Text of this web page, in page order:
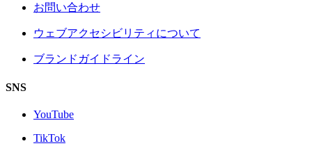
お問い合わせ
ウェブアクセシビリティについて
ブランドガイドライン
SNS
YouTube
TikTok